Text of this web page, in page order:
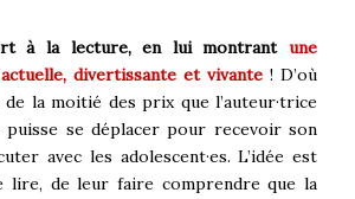
à la lecture, en lui montrant une
divertissante et vivante ! D’où
de la moitié des prix que l’auteur·trice
puisse se déplacer pour recevoir son
avec les adolescent·es. L’idée est
lire, de leur faire comprendre que la